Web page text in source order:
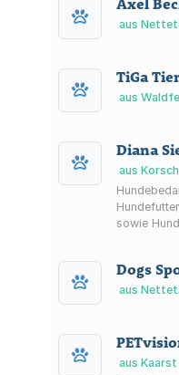
aus
aus
Diana
aus
sowie
Dogs
aus
aus Kaarst